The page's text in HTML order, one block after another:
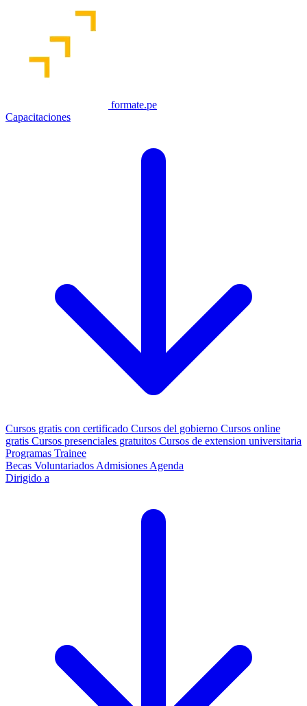
formate.pe
Capacitaciones
Cursos gratis con certificado Cursos del gobierno Cursos online
gratis Cursos presenciales gratuitos Cursos de extension universitaria
Programas Trainee
Becas Voluntariados Admisiones Agenda
Dirigido a